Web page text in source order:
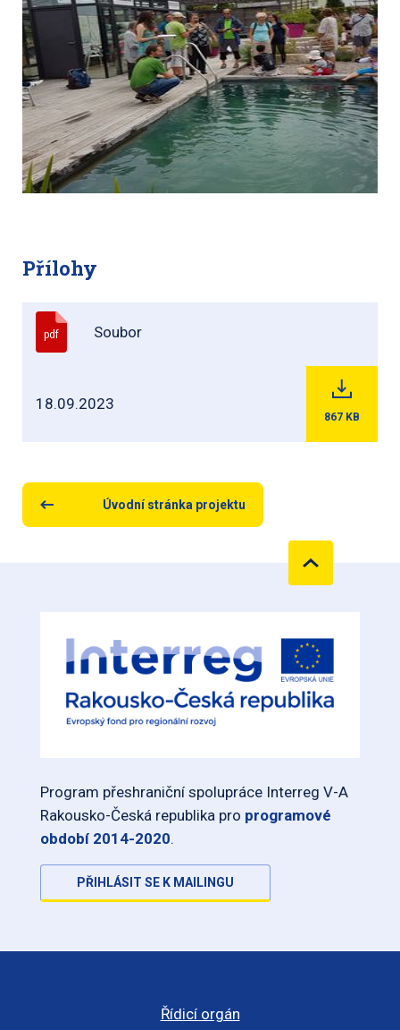
Přílohy
pdf Soubor
18.09.2023
867 KB
Úvodní stránka projektu
Program přeshraniční spolupráce Interreg V-A
Rakousko-Česká republika pro programové
období 2014-2020.
PŘIHLÁSIT SE K MAILINGU
Řídicí orgán